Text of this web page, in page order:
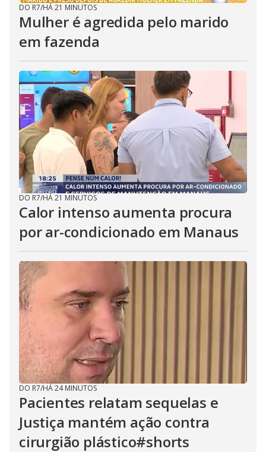
DO R7/HÁ 21 MINUTOS
Mulher é agredida pelo marido
em fazenda
DO R7/HÁ 21 MINUTOS
Calor intenso aumenta procura
por ar-condicionado em Manaus
DO R7/HÁ 24 MINUTOS
Pacientes relatam sequelas e
Justiça mantém ação contra
cirurgião plástico#shorts